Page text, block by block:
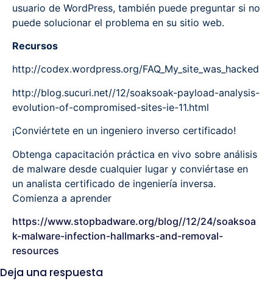
usuario de WordPress, también puede preguntar si no
puede solucionar el problema en su sitio web.
Recursos
http://codex.wordpress.org/FAQ_My_site_was_hacked
http://blog.sucuri.net//12/soaksoak-payload-analysis-
evolution-of-compromised-sites-ie-11.html
¡Conviértete en un ingeniero inverso certificado!
Obtenga capacitación práctica en vivo sobre análisis
de malware desde cualquier lugar y conviértase en
un analista certificado de ingeniería inversa.
Comienza a aprender
https://www.stopbadware.org/blog//12/24/soaksoa
k-malware-infection-hallmarks-and-removal-
resources
Deja una respuesta